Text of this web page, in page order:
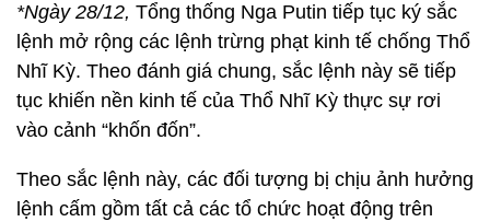
*Ngày 28/12, Tổng thống Nga Putin tiếp tục ký sắc
lệnh mở rộng các lệnh trừng phạt kinh tế chống Thổ
Nhĩ Kỳ. Theo đánh giá chung, sắc lệnh này sẽ tiếp
tục khiến nền kinh tế của Thổ Nhĩ Kỳ thực sự rơi
vào cảnh “khốn đốn”.
Theo sắc lệnh này, các đối tượng bị chịu ảnh hưởng
lệnh cấm gồm tất cả các tổ chức hoạt động trên